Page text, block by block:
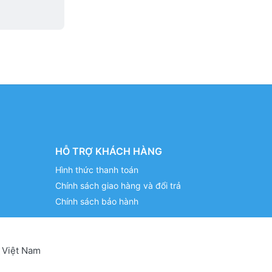
HỖ TRỢ KHÁCH HÀNG
Hình thức thanh toán
Chính sách giao hàng và đổi trả
Chính sách bảo hành
Nam